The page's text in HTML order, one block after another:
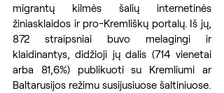
migrantų kilmės šalių internetinės
žiniasklaidos ir pro-Kremliškų portalų. Iš jų,
872 straipsniai buvo melagingi ir
klaidinantys, didžioji jų dalis (714 vienetai
arba 81,6%) publikuoti su Kremliumi ar
Baltarusijos režimu susijusiuose šaltiniuose.